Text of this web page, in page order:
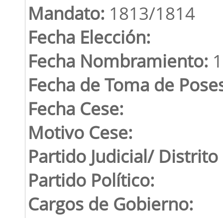
Mandato: 1813/1814
Fecha Elección:
Fecha Nombramiento:
Fecha de Toma de
Fecha Cese:
Motivo Cese:
Partido Judicial/ Distrito
Partido Político:
Cargos de Gobierno: